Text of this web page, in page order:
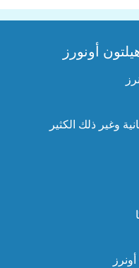
أونورز
وغير ذلك الكثير